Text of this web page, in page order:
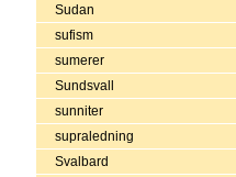
Sudan
sufism
sumerer
Sundsvall
sunniter
supraledning
Svalbard